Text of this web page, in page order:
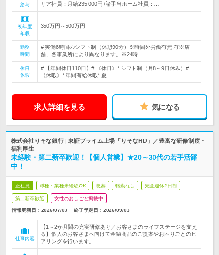
給与
リア社員：月給235,000円+諸手当ホーム社員：…
初年度
年収
350万円～500万円
勤務
時間
# 実働8時間のシフト制（休憩90分）※時間外労働有無:有※店
舗、各事業所により異なります。※24時…
休日
休暇
# 【年間休日110日】# 《休日》* シフト制（月8～9日休み）#
《休暇》* 年間有給休暇* 夏…
求人詳細を見る 気になる
株式会社りそな銀行 | 東証プライム上場「りそなHD」／豊富な研修制度・
福利厚生
未経験・第二新卒歓迎！【個人営業】★20～30代の若手活躍
中！
正社員 職種・業種未経験OK 急募 転勤なし 完全週休2日制
第二新卒歓迎 女性のおしごと掲載中
情報更新日：2026/07/03 終了予定日： 2026/09/03
仕事内容
【1～2か月間の充実研修あり／お客さまのライフステージを支え
る】個人のお客さまへ向けて金融商品のご提案やお困りごとのヒ
アリングを行います。